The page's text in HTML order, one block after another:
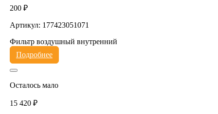
200 ₽
Артикул: 177423051071
Фильтр воздушный внутренний
Подробнее
Осталось мало
15 420 ₽